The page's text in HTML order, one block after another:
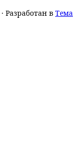
· Разработан в Тема